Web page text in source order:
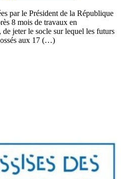
par le Président de la République
8 mois de travaux en
jeter le socle sur lequel les futurs
aux 17 (…)